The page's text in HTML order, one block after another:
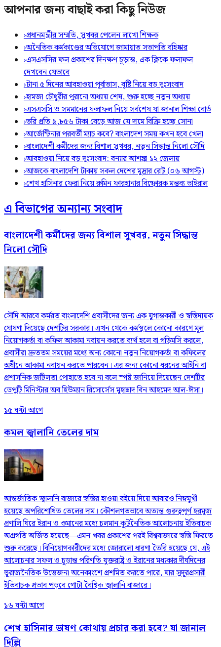
আপনার জন্য বাছাই করা কিছু নিউজ
›প্রধানমন্ত্রীর সম্মতি, সুখবর পেলেন লাখো শিক্ষক
›অনৈতিক কর্মকাণ্ডের অভিযোগে জামায়াত সভাপতি বহিষ্কার
›এসএসসির ফল প্রকাশের দিনক্ষণ চূড়ান্ত, এক ক্লিকে ফলাফল
দেখবেন যেভাবে
›টানা ৫ দিনের আবহাওয়া পূর্বাভাস, বৃষ্টি নিয়ে বড় দুঃসংবাদ
›হামজা চৌধুরীর পুরানো অধ্যায় শেষ, শুরু হচ্ছে নতুন অধ্যায়
›এসএসসি ও সমমানের ফলাফল নিয়ে সর্বশেষ যা জানাল শিক্ষা বোর্ড
›ভরি প্রতি ৯,৮৫৬ টাকা বেড়ে আজ যে দামে বিক্রি হচ্ছে সোনা
›আর্জেন্টিনার পরবর্তী ম্যাচ কবে? বাংলাদেশ সময় কখন হবে খেলা
›বাংলাদেশী কর্মীদের জন্য বিশাল সুখবর, নতুন সিদ্ধান্ত নিলো সৌদি
›আবহাওয়া নিয়ে বড় দুঃসংবাদ: বন্যার আশঙ্কা ১২ জেলায়
›আজকে বাংলাদেশি টাকায় সকল দেশের মুদ্রার রেট (০৬ আগস্ট)
›শেখ হাসিনার ফেরা নিয়ে রুমিন ফারহানার বিষ্ফোরক মন্তব্য ভাইরাল
এ বিভাগের অন্যান্য সংবাদ
বাংলাদেশী কর্মীদের জন্য বিশাল সুখবর, নতুন সিদ্ধান্ত
নিলো সৌদি
সৌদি আরবে কর্মরত বাংলাদেশি প্রবাসীদের জন্য এক যুগান্তকারী ও স্বস্তিদায়ক
ঘোষণা দিয়েছে দেশটির সরকার। এখন থেকে কর্মস্থলে কোনো কারণে মূল
নিয়োগকর্তা বা কফিল আকামা নবায়ন করতে ব্যর্থ হলে বা গড়িমসি করলে,
প্রবাসীরা দ্রুততম সময়ের মধ্যে অন্য কোনো নতুন নিয়োগকর্তা বা কফিলের
অধীনে আকামা নবায়ন করতে পারবেন। এর জন্য কোনো ধরনের আইনি বা
প্রশাসনিক জটিলতা পোহাতে হবে না বলে স্পষ্ট জানিয়ে দিয়েছেন দেশটির
ডেপুটি মিনিস্টার অব হিউম্যান রিসোর্সেস মুহান্নাদ বিন আহমেদ আল-ঈসা।
১৫ ঘণ্টা আগে
কমল জ্বালানি তেলের দাম
আন্তর্জাতিক জ্বালানি বাজারে স্বস্তির হাওয়া বইয়ে দিয়ে আবারও নিম্নমুখী
হয়েছে অপরিশোধিত তেলের দাম। কৌশলগতভাবে অত্যন্ত গুরুত্বপূর্ণ হরমুজ
প্রণালি ঘিরে ইরান ও ওমানের মধ্যে চলমান কূটনৈতিক আলোচনায় ইতিবাচক
অগ্রগতি অর্জিত হয়েছে—এমন খবর প্রকাশের পরই বিশ্ববাজারে স্বস্তি ফিরতে
শুরু করেছে। বিনিয়োগকারীদের মধ্যে জোরালো ধারণা তৈরি হয়েছে যে, এই
আলোচনার সফল ও চূড়ান্ত পরিণতি যুক্তরাষ্ট্র ও ইরানের মধ্যকার দীর্ঘদিনের
ভূরাজনৈতিক উত্তেজনা অনেকাংশে প্রশমিত করতে পারে, যার সুদূরপ্রসারী
ইতিবাচক প্রভাব পড়বে গোটা বৈশ্বিক জ্বালানি বাজারে।
১৬ ঘণ্টা আগে
শেখ হাসিনার ভাষণ কোথায় প্রচার করা হবে? যা জানাল
দিল্লি